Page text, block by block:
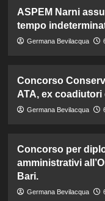
ASPEM Narni
tempo
Germana Bevilacqua
Concorso
ATA, ex
Germana Bevilacqua
Concorso per
amministrativi
Bari.
Germana Bevilacqua